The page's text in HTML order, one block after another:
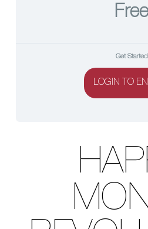
Free
Get Started
LOGIN TO